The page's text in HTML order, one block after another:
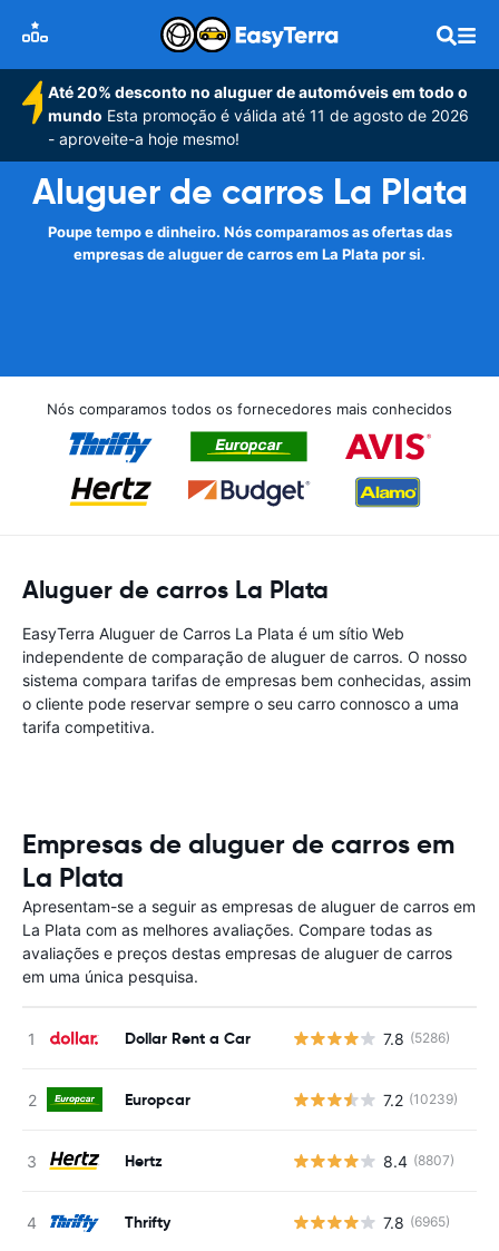
Até 20% desconto no aluguer de automóveis em todo o
mundo Esta promoção é válida até 11 de agosto de 2026
- aproveite-a hoje mesmo!
Aluguer de carros La Plata
Poupe tempo e dinheiro. Nós comparamos as ofertas das
empresas de aluguer de carros em La Plata por si.
Nós comparamos todos os fornecedores mais conhecidos
Aluguer de carros La Plata
EasyTerra Aluguer de Carros La Plata é um sítio Web
independente de comparação de aluguer de carros. O nosso
sistema compara tarifas de empresas bem conhecidas, assim
o cliente pode reservar sempre o seu carro connosco a uma
tarifa competitiva.
Empresas de aluguer de carros em
La Plata
Apresentam-se a seguir as empresas de aluguer de carros em
La Plata com as melhores avaliações. Compare todas as
avaliações e preços destas empresas de aluguer de carros
em uma única pesquisa.
Dollar Rent a Car 7.8 (5286)
Europcar 7.2 (10239)
Hertz 8.4 (8807)
Thrifty 7.8 (6965)